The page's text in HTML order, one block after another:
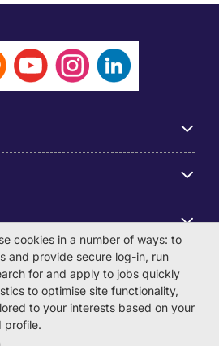
cookies in a number of ways: to
and provide secure log-in, run
for and apply to jobs quickly
to optimise site functionality,
to your interests based on your
profile.